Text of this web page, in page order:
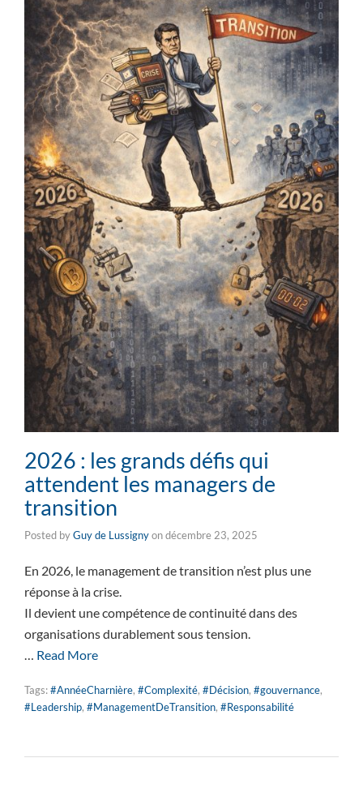
2026 : les grands défis qui
attendent les managers de
transition
Posted byGuy de Lussignyondécembre 23, 2025
En 2026, le management de transition n’est plus une
réponse à la crise.
Il devient une compétence de continuité dans des
organisations durablement sous tension.
… Read More
Tags:#AnnéeCharnière, #Complexité, #Décision, #gouvernance,
#Leadership, #ManagementDeTransition, #Responsabilité